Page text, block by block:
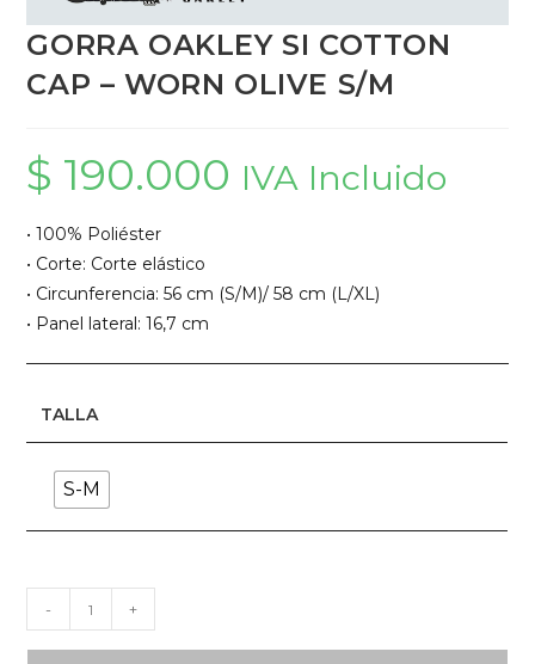
GORRA OAKLEY SI COTTON
CAP – WORN OLIVE S/M
$ 190.000 IVA Incluido
• 100% Poliéster
• Corte: Corte elástico
• Circunferencia: 56 cm (S/M)/ 58 cm (L/XL)
• Panel lateral: 16,7 cm
TALLA
S-M
GORRA
OAKLEY
- +